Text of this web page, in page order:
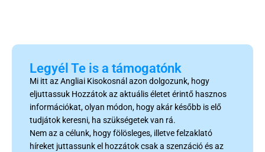
Legyél Te is a támogatónk
Mi itt az Angliai Kisokosnál azon dolgozunk, hogy
eljuttassuk Hozzátok az aktuális életet érintő hasznos
információkat, olyan módon, hogy akár később is elő
tudjátok keresni, ha szükségetek van rá.
Nem az a célunk, hogy fölösleges, illetve felzaklató
híreket juttassunk el hozzátok csak a szenzáció és az